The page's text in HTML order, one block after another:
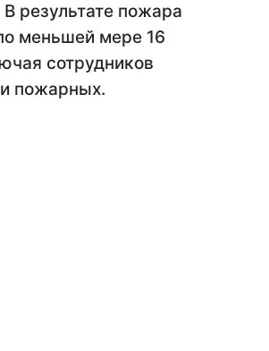
результате пожара
меньшей мере 16
сотрудников
пожарных.